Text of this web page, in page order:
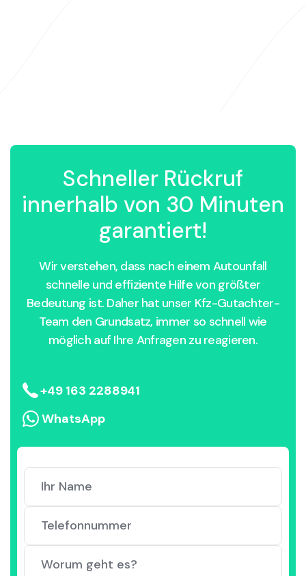
Schneller Rückruf
innerhalb von 30 Minuten
garantiert!
Wir verstehen, dass nach einem Autounfall
schnelle und effiziente Hilfe von größter
Bedeutung ist. Daher hat unser Kfz-Gutachter-
Team den Grundsatz, immer so schnell wie
möglich auf Ihre Anfragen zu reagieren.
+49 163 2288941
WhatsApp